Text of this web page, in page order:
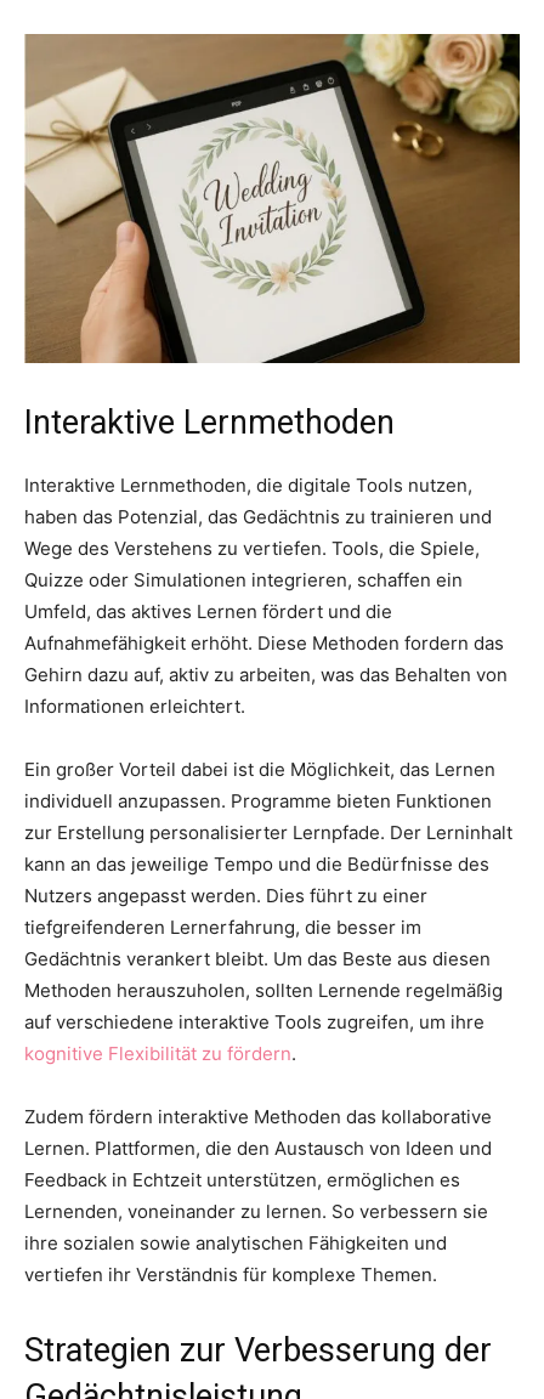
Interaktive Lernmethoden
Interaktive Lernmethoden, die digitale Tools nutzen,
haben das Potenzial, das Gedächtnis zu trainieren und
Wege des Verstehens zu vertiefen. Tools, die Spiele,
Quizze oder Simulationen integrieren, schaffen ein
Umfeld, das aktives Lernen fördert und die
Aufnahmefähigkeit erhöht. Diese Methoden fordern das
Gehirn dazu auf, aktiv zu arbeiten, was das Behalten von
Informationen erleichtert.
Ein großer Vorteil dabei ist die Möglichkeit, das Lernen
individuell anzupassen. Programme bieten Funktionen
zur Erstellung personalisierter Lernpfade. Der Lerninhalt
kann an das jeweilige Tempo und die Bedürfnisse des
Nutzers angepasst werden. Dies führt zu einer
tiefgreifenderen Lernerfahrung, die besser im
Gedächtnis verankert bleibt. Um das Beste aus diesen
Methoden herauszuholen, sollten Lernende regelmäßig
auf verschiedene interaktive Tools zugreifen, um ihre
kognitive Flexibilität zu fördern.
Zudem fördern interaktive Methoden das kollaborative
Lernen. Plattformen, die den Austausch von Ideen und
Feedback in Echtzeit unterstützen, ermöglichen es
Lernenden, voneinander zu lernen. So verbessern sie
ihre sozialen sowie analytischen Fähigkeiten und
vertiefen ihr Verständnis für komplexe Themen.
Strategien zur Verbesserung der